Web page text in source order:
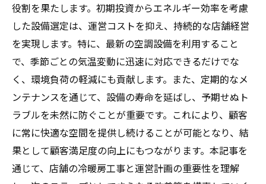
効果
空調設備と店舗設計の調和がもたらす快適空間
空調設備とインテリアの融合による快適空
間の創造
店舗設計に空調設備を組み込む際の注意点
空調設備が生む顧客が過ごしやすい空間設
計
空調設備と店舗デザインの調和が集客に与
える影響
役割を果たします。初期投資からエネルギー効率を考慮
した設備選定は、運営コストを抑え、持続的な店舗経営
を実現します。特に、最新の空調設備を利用すること
で、季節ごとの気温変動に迅速に対応できるだけでな
く、環境負荷の軽減にも貢献します。また、定期的なメ
ンテナンスを通じて、設備の寿命を延ばし、予期せぬト
ラブルを未然に防ぐことが重要です。これにより、顧客
に常に快適な空間を提供し続けることが可能となり、結
果として顧客満足度の向上にもつながります。本記事を
通じて、店舗の冷暖房工事と運営計画の重要性を理解